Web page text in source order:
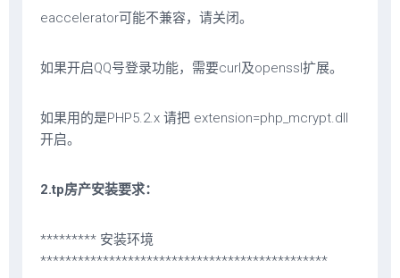
eaccelerator可能不兼容，请关闭。
如果开启QQ号登录功能，需要curl及openssl扩展。
如果用的是PHP5.2.x 请把 extension=php_mcrypt.dll
开启。
2.tp房产安装要求：
********* 安装环境
**********************************************